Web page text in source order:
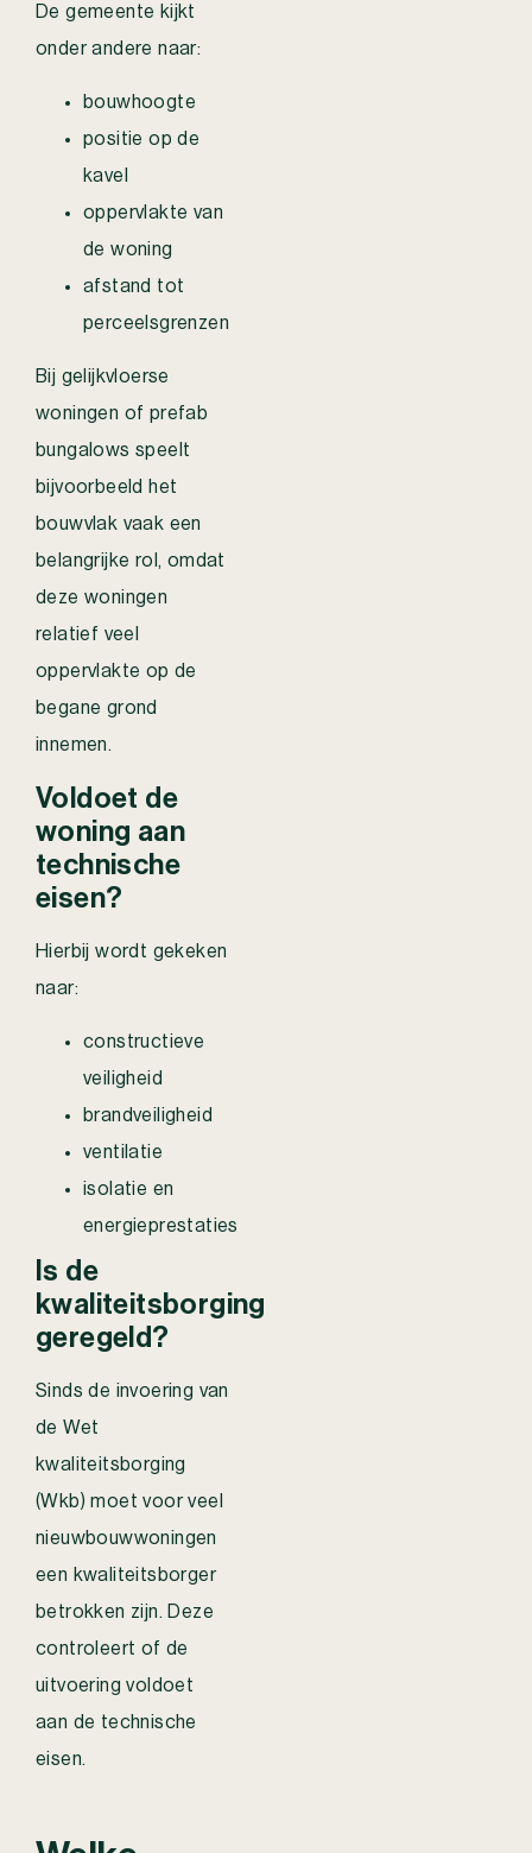
De gemeente kijkt
onder andere naar:
bouwhoogte
positie op de
kavel
oppervlakte van
de woning
afstand tot
perceelsgrenzen
Bij gelijkvloerse
woningen of prefab
bungalows speelt
bijvoorbeeld het
bouwvlak vaak een
belangrijke rol, omdat
deze woningen
relatief veel
oppervlakte op de
begane grond
innemen.
Voldoet de
woning aan
technische
eisen?
Hierbij wordt gekeken
naar:
constructieve
veiligheid
brandveiligheid
ventilatie
isolatie en
energieprestaties
Is de
kwaliteitsborging
geregeld?
Sinds de invoering van
de Wet
kwaliteitsborging
(Wkb) moet voor veel
nieuwbouwwoningen
een kwaliteitsborger
betrokken zijn. Deze
controleert of de
uitvoering voldoet
aan de technische
eisen.